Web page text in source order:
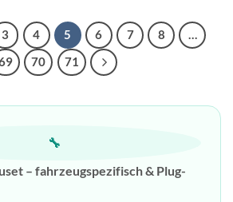
3 4 5 6 7 8
…
70 71
🔧
– fahrzeugspezifisch & Plug-